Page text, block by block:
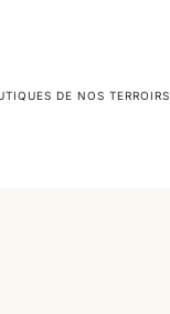
DE NOS TERROIRS